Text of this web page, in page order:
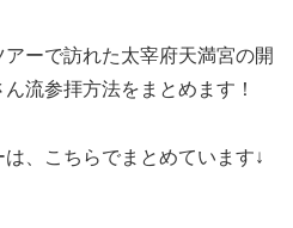
ーで訪れた太宰府天満宮の開
流参拝方法をまとめます！
、こちらでまとめています↓